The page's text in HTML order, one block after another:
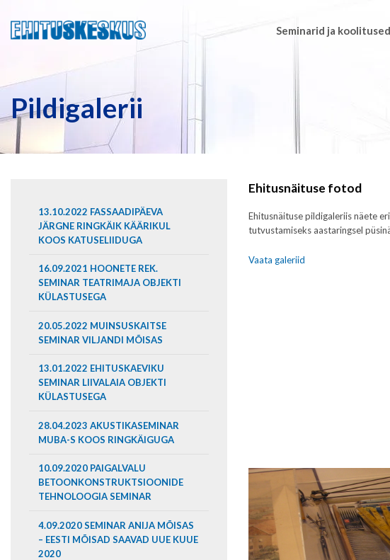
Seminarid ja koolitused
Pildigalerii
13.10.2022 FASSAADIPÄEVA
JÄRGNE RINGKÄIK KÄÄRIKUL
KOOS KATUSELIIDUGA
16.09.2021 HOONETE REK.
SEMINAR TEATRIMAJA OBJEKTI
KÜLASTUSEGA
20.05.2022 MUINSUSKAITSE
SEMINAR VILJANDI MÕISAS
13.01.2022 EHITUSKAEVIKU
SEMINAR LIIVALAIA OBJEKTI
KÜLASTUSEGA
28.04.2023 AKUSTIKASEMINAR
MUBA-S KOOS RINGKÄIGUGA
10.09.2020 PAIGALVALU
BETOONKONSTRUKTSIOONIDE
TEHNOLOOGIA SEMINAR
4.09.2020 SEMINAR ANIJA MÕISAS
– EESTI MÕISAD SAAVAD UUE KUUE
2020
Ehitusnäituse fotod
Ehitusnäituse pildigaleriis näete
tutvustamiseks aastaringsel
Vaata galeriid